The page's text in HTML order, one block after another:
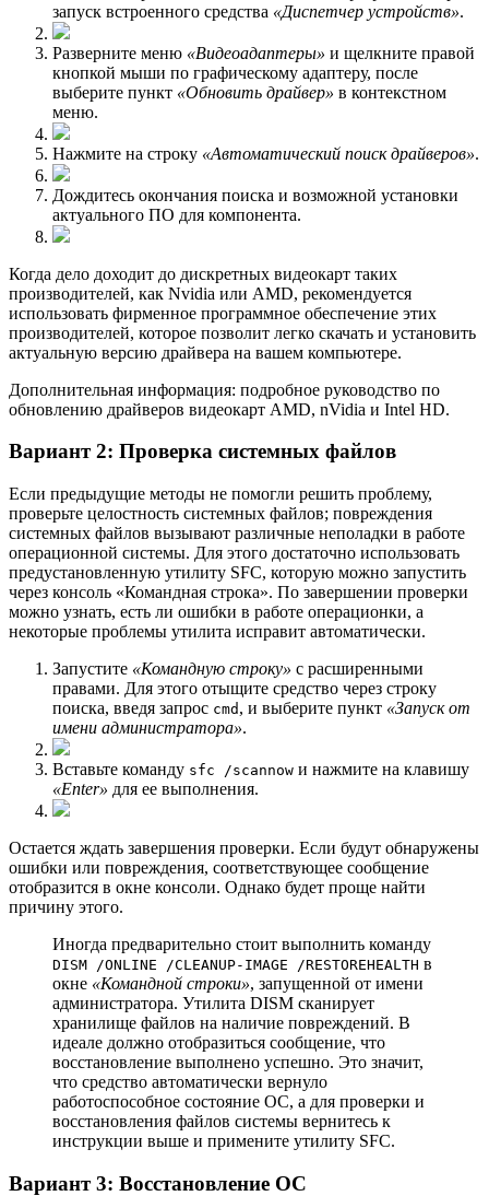
запуск встроенного средства «Диспетчер устройств».
Разверните меню «Видеоадаптеры» и щелкните правой
кнопкой мыши по графическому адаптеру, после
выберите пункт «Обновить драйвер» в контекстном
меню.
Нажмите на строку «Автоматический поиск драйверов».
Дождитесь окончания поиска и возможной установки
актуального ПО для компонента.
Когда дело доходит до дискретных видеокарт таких
производителей, как Nvidia или AMD, рекомендуется
использовать фирменное программное обеспечение этих
производителей, которое позволит легко скачать и установить
актуальную версию драйвера на вашем компьютере.
Дополнительная информация: подробное руководство по
обновлению драйверов видеокарт AMD, nVidia и Intel HD.
Вариант 2: Проверка системных файлов
Если предыдущие методы не помогли решить проблему,
проверьте целоcтность системных файлов; повреждения
системных файлов вызывают различные неполадки в работе
операционной системы. Для этого достаточно использовать
предустановленную утилиту SFC, которую можно запустить
через консоль «Командная строка». По завершении проверки
можно узнать, есть ли ошибки в работе операционки, а
некоторые проблемы утилита исправит автоматически.
Запустите «Командную строку» с расширенными
правами. Для этого отыщите средство через строку
поиска, введя запрос cmd , и выберите пункт «Запуск от
имени администратора».
Вставьте команду sfc /scannow и нажмите на клавишу
«Enter» для ее выполнения.
Остается ждать завершения проверки. Если будут обнаружены
ошибки или повреждения, соответствующее сообщение
отобразится в окне консоли. Однако будет проще найти
причину этого.
Иногда предварительно стоит выполнить команду
DISM /ONLINE /CLEANUP-IMAGE /RESTOREHEALTH в
окне «Командной строки», запущенной от имени
администратора. Утилита DISM сканирует
хранилище файлов на наличие повреждений. В
идеале должно отобразиться сообщение, что
восстановление выполнено успешно. Это значит,
что средство автоматически вернуло
работоспособное состояние ОС, а для проверки и
восстановления файлов системы вернитесь к
инструкции выше и примените утилиту SFC.
Вариант 3: Восстановление ОС